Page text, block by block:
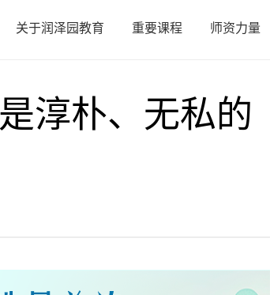
关于润泽园教育 重要课程 师资力量
淳朴、无私的